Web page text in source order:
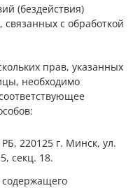
(бездействия)
с обработкой
прав, указанных
необходимо
220125 г. Минск, ул.
секц. 18.
содержащего